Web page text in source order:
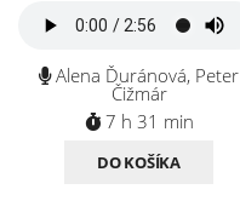
Alena Ďuránová, Peter
Čižmár
7 h 31 min
DO KOŠÍKA